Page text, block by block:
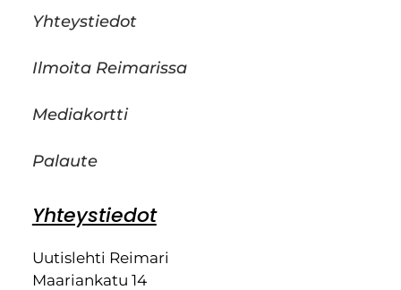
Yhteystiedot
Ilmoita Reimarissa
Mediakortti
Palaute
Yhteystiedot
Uutislehti Reimari
Maariankatu 14